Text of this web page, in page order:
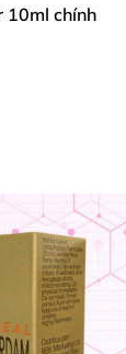
10ml chính